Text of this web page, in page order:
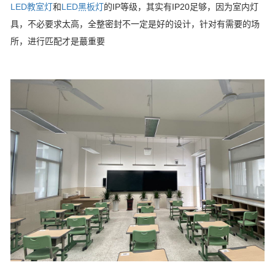
LED教室灯和LED黑板灯的IP等级，其实有IP20足够，因为室内灯
具，不必要求太高，全整密封不一定是好的设计，针对有需要的场
所，进行匹配才是蕞重要